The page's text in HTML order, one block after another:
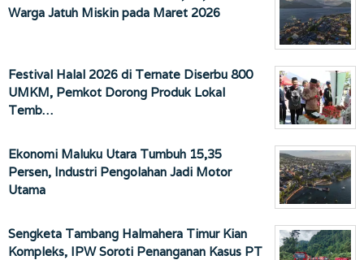
Warga Jatuh Miskin pada Maret 2026
Festival Halal 2026 di Ternate Diserbu 800
UMKM, Pemkot Dorong Produk Lokal
Temb…
Ekonomi Maluku Utara Tumbuh 15,35
Persen, Industri Pengolahan Jadi Motor
Utama
Sengketa Tambang Halmahera Timur Kian
Kompleks, IPW Soroti Penanganan Kasus PT